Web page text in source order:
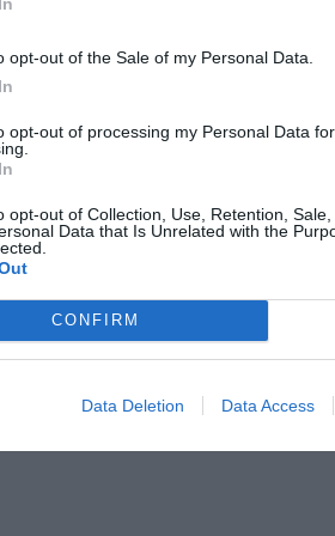
opt-out of the Sale of my Personal Data.
opt-out of processing my Personal Data
opt-out of Collection, Use, Retention,
Data that Is Unrelated with the
CONFIRM
Data Deletion Data Access
τραπεζικούς λογαριασμούς
το βράδυ της Τετάρτης 25
της Καθαράς Δευτέρας,
2026.